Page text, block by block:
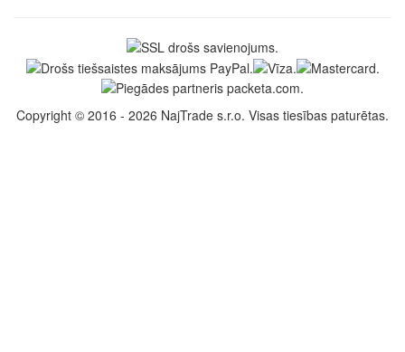
Copyright © 2016 - 2026 NajTrade s.r.o. Visas tiesības paturētas.